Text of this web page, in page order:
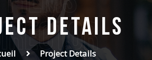
Details
Project Details